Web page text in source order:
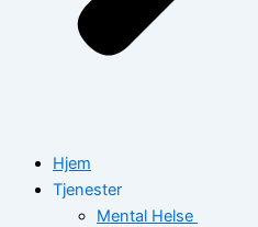
Hjem
Tjenester
Mental Helse